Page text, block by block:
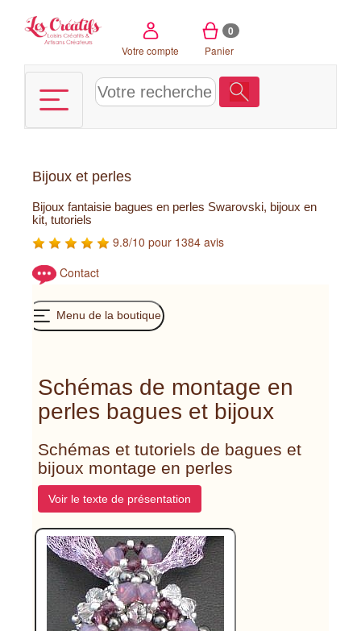
Votre compte
0
Panier
Bijoux et perles
Bijoux fantaisie bagues en perles Swarovski, bijoux en
kit, tutoriels
9.8/10 pour 1384 avis
Contact
Menu de la boutique
Schémas de montage en
perles bagues et bijoux
Schémas et tutoriels de bagues et
bijoux montage en perles
Voir le texte de présentation